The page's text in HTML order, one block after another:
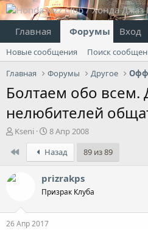
Главная Форумы Что
Вход
Новые сообщения
Поиск
Главная
Форумы Другое
Болтаем обо всем.
нелюбителей
А
т
р
т
ы
Kseni
Д
а
т
а
н
а
ч
8 Апр 2008
Назад 89 из 89
prizrakps
Призрак Клуба
26 Апр 2017